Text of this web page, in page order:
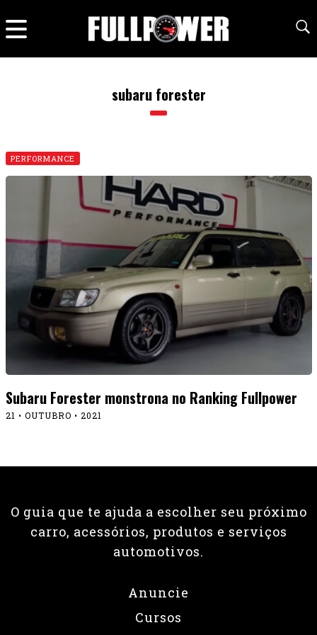
subaru forester
PERFORMANCE
Subaru Forester monstrona no Ranking Fullpower
21 • OUTUBRO • 2021
O guia que te ajuda a escolher seu próximo
carro, acessórios, produtos e serviços
automotivos.
Anuncie
Cursos